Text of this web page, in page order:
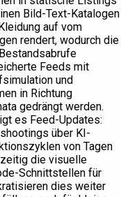
Bild-Text-Katalogen
auf vom
rendert, wodurch die
Feeds mit
und
in Richtung
gedrängt werden.
es Feed-Updates:
über KI-
von Tagen
die visuelle
Schnittstellen für
dies weiter